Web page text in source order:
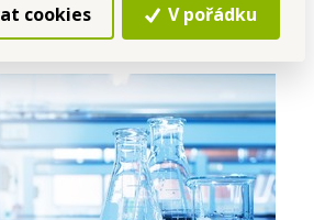
cookies V pořádku